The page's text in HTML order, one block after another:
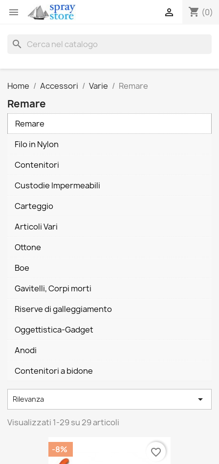
 shopping_cart (0)

search
Home Accessori Varie Remare
Remare
Remare
Filo in Nylon
Contenitori
Custodie Impermeabili
Carteggio
Articoli Vari
Ottone
Boe
Gavitelli, Corpi morti
Riserve di galleggiamento
Oggettistica-Gadget
Anodi
Contenitori a bidone
Rilevanza 
Visualizzati 1-29 su 29 articoli
-8% favorite_border